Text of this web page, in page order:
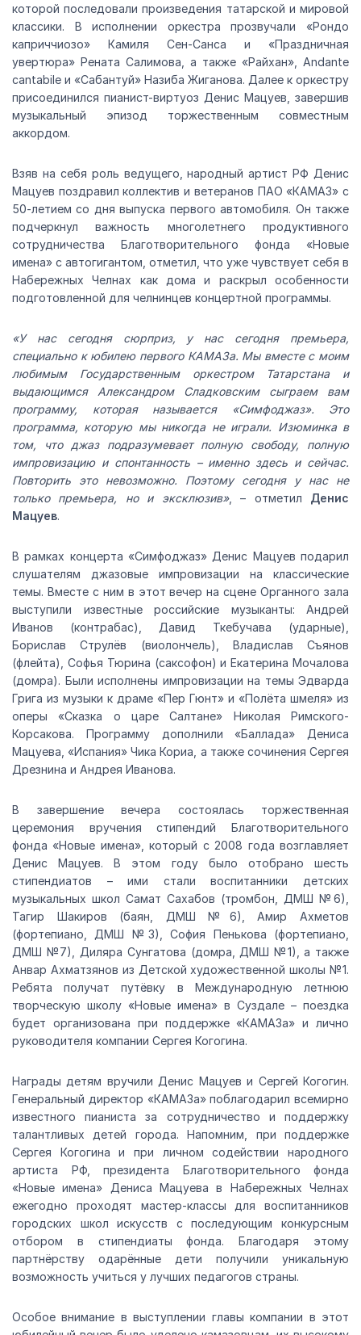
которой последовали произведения татарской и мировой
классики. В исполнении оркестра прозвучали «Рондо
каприччиозо» Камиля Сен-Санса и «Праздничная
увертюра» Рената Салимова, а также «Райхан», Andante
cantabile и «Сабантуй» Назиба Жиганова. Далее к оркестру
присоединился пианист-виртуоз Денис Мацуев, завершив
музыкальный эпизод торжественным совместным
аккордом.
Взяв на себя роль ведущего, народный артист РФ Денис
Мацуев поздравил коллектив и ветеранов ПАО «КАМАЗ» с
50-летием со дня выпуска первого автомобиля. Он также
подчеркнул важность многолетнего продуктивного
сотрудничества Благотворительного фонда «Новые
имена» с автогигантом, отметил, что уже чувствует себя в
Набережных Челнах как дома и раскрыл особенности
подготовленной для челнинцев концертной программы.
«У нас сегодня сюрприз, у нас сегодня премьера,
специально к юбилею первого КАМАЗа. Мы вместе с моим
любимым Государственным оркестром Татарстана и
выдающимся Александром Сладковским сыграем вам
программу, которая называется «Симфоджаз». Это
программа, которую мы никогда не играли. Изюминка в
том, что джаз подразумевает полную свободу, полную
импровизацию и спонтанность – именно здесь и сейчас.
Повторить это невозможно. Поэтому сегодня у нас не
только премьера, но и эксклюзив», – отметил Денис
Мацуев.
В рамках концерта «Симфоджаз» Денис Мацуев подарил
слушателям джазовые импровизации на классические
темы. Вместе с ним в этот вечер на сцене Органного зала
выступили известные российские музыканты: Андрей
Иванов (контрабас), Давид Ткебучава (ударные),
Борислав Струлёв (виолончель), Владислав Съянов
(флейта), Софья Тюрина (саксофон) и Екатерина Мочалова
(домра). Были исполнены импровизации на темы Эдварда
Грига из музыки к драме «Пер Гюнт» и «Полёта шмеля» из
оперы «Сказка о царе Салтане» Николая Римского-
Корсакова. Программу дополнили «Баллада» Дениса
Мацуева, «Испания» Чика Кориа, а также сочинения Сергея
Дрезнина и Андрея Иванова.
В завершение вечера состоялась торжественная
церемония вручения стипендий Благотворительного
фонда «Новые имена», который с 2008 года возглавляет
Денис Мацуев. В этом году было отобрано шесть
стипендиатов – ими стали воспитанники детских
музыкальных школ Самат Сахабов (тромбон, ДМШ №6),
Тагир Шакиров (баян, ДМШ №6), Амир Ахметов
(фортепиано, ДМШ №3), София Пенькова (фортепиано,
ДМШ №7), Диляра Сунгатова (домра, ДМШ №1), а также
Анвар Ахматзянов из Детской художественной школы №1.
Ребята получат путёвку в Международную летнюю
творческую школу «Новые имена» в Суздале – поездка
будет организована при поддержке «КАМАЗа» и лично
руководителя компании Сергея Когогина.
Награды детям вручили Денис Мацуев и Сергей Когогин.
Генеральный директор «КАМАЗа» поблагодарил всемирно
известного пианиста за сотрудничество и поддержку
талантливых детей города. Напомним, при поддержке
Сергея Когогина и при личном содействии народного
артиста РФ, президента Благотворительного фонда
«Новые имена» Дениса Мацуева в Набережных Челнах
ежегодно проходят мастер-классы для воспитанников
городских школ искусств с последующим конкурсным
отбором в стипендиаты фонда. Благодаря этому
партнёрству одарённые дети получили уникальную
возможность учиться у лучших педагогов страны.
Особое внимание в выступлении главы компании в этот